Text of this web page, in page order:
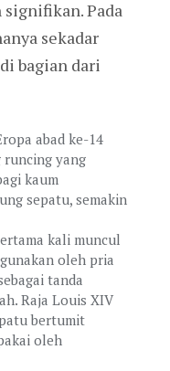
Pada
sekadar
bagian dari
abad ke-14
runcing yang
kaum
sepatu, semakin
kali muncul
oleh pria
tanda
Raja Louis XIV
bertumit
oleh